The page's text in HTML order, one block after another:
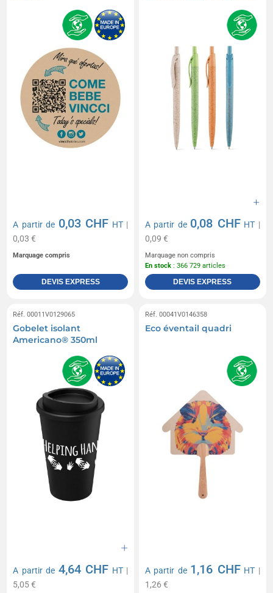
A partir de 0,03 CHF HT|
0,03 €
Marquage compris
DEVIS EXPRESS
A partir de 0,08 CHF HT |
0,09 €
Marquage non compris
En stock : 366 729 articles
DEVIS EXPRESS
Réf. 00011V0129065
Gobelet isolant
Americano® 350ml
A partir de 4,64 CHF HT|
5,05 €
Réf. 00041V0146358
Eco éventail quadri
A partir de 1,16 CHF HT |
1,26 €